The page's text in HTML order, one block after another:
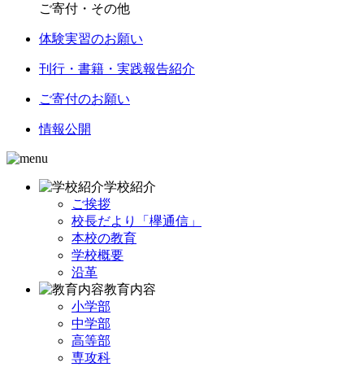
ご寄付・その他
体験実習のお願い
刊行・書籍・実践報告紹介
ご寄付のお願い
情報公開
学校紹介
ご挨拶
校長だより「欅通信」
本校の教育
学校概要
沿革
教育内容
小学部
中学部
高等部
専攻科